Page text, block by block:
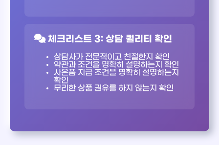
체크리스트 3: 상담 퀄리티 확인
상담사가 전문적이고 친절한지 확인
약관과 조건을 명확히 설명하는지 확인
사은품 지급 조건을 명확히 설명하는지
확인
무리한 상품 권유를 하지 않는지 확인